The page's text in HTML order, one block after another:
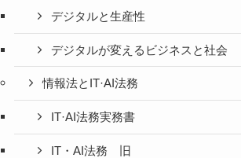
デジタルと生産性
デジタルが変えるビジネスと社会
情報法とIT·AI法務
IT·AI法務実務書
IT・AI法務 旧